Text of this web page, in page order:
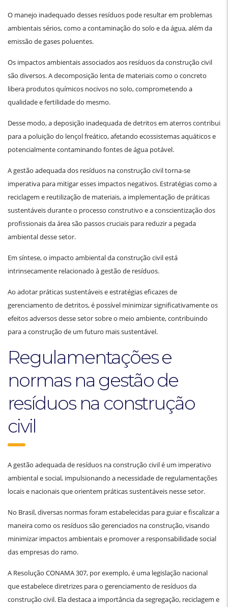
O manejo inadequado desses resíduos pode resultar em problemas
ambientais sérios, como a contaminação do solo e da água, além da
emissão de gases poluentes.
Os impactos ambientais associados aos resíduos da construção civil
são diversos. A decomposição lenta de materiais como o concreto
libera produtos químicos nocivos no solo, comprometendo a
qualidade e fertilidade do mesmo.
Desse modo, a deposição inadequada de detritos em aterros contribui
para a poluição do lençol freático, afetando ecossistemas aquáticos e
potencialmente contaminando fontes de água potável.
A gestão adequada dos resíduos na construção civil torna-se
imperativa para mitigar esses impactos negativos. Estratégias como a
reciclagem e reutilização de materiais, a implementação de práticas
sustentáveis durante o processo construtivo e a conscientização dos
profissionais da área são passos cruciais para reduzir a pegada
ambiental desse setor.
Em síntese, o impacto ambiental da construção civil está
intrinsecamente relacionado à gestão de resíduos.
Ao adotar práticas sustentáveis e estratégias eficazes de
gerenciamento de detritos, é possível minimizar significativamente os
efeitos adversos desse setor sobre o meio ambiente, contribuindo
para a construção de um futuro mais sustentável.
Regulamentações e
normas na gestão de
resíduos na construção
civil
A gestão adequada de resíduos na construção civil é um imperativo
ambiental e social, impulsionando a necessidade de regulamentações
locais e nacionais que orientem práticas sustentáveis nesse setor.
No Brasil, diversas normas foram estabelecidas para guiar e fiscalizar a
maneira como os resíduos são gerenciados na construção, visando
minimizar impactos ambientais e promover a responsabilidade social
das empresas do ramo.
A Resolução CONAMA 307, por exemplo, é uma legislação nacional
que estabelece diretrizes para o gerenciamento de resíduos da
construção civil. Ela destaca a importância da segregação, reciclagem e